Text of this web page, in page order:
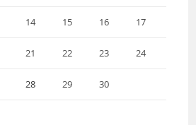
14 15 16 17
21 22 23 24
28 29 30